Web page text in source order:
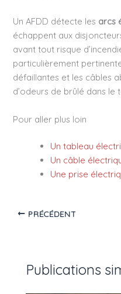
Un AFDD détecte les arcs
échappent aux
avant tout risque
particulièrement
défaillantes et les câbles
d’odeurs de brûlé dans le
Pour aller plus loin
Un tableau
Un câble
Une prise
PRÉCÉDENT
Publications